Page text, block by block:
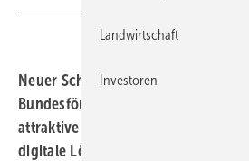
Neuer Schub für die
Bundesförderung für effiziente
attraktive Zuschüsse und Kredite
digitale Lösungen.
Landwirtschaft
Investoren